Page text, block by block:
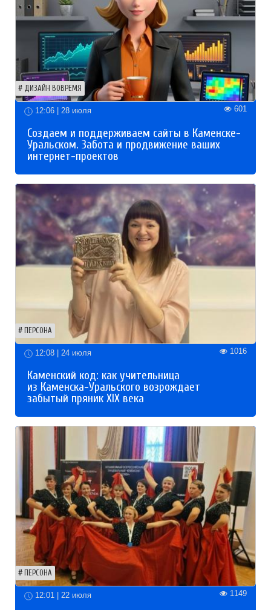
ДИЗАЙН ВОВРЕМЯ
12:06 | 28 июля 601
Создаем и поддерживаем сайты в Каменске-
Уральском. Забота и продвижение ваших
интернет-проектов
ПЕРСОНА
12:08 | 24 июля 1016
Каменский код: как учительница
из Каменска-Уральского возрождает
забытый пряник XIX века
ПЕРСОНА
12:01 | 22 июля 1149